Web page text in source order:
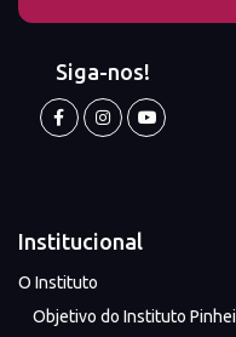
Siga-nos!
Institucional
O Instituto
Objetivo do Instituto